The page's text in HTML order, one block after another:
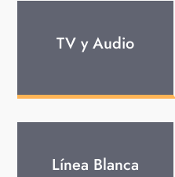
TV y Audio
Línea Blanca